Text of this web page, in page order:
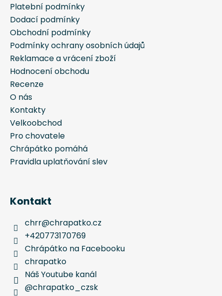
Platební podmínky
Dodací podmínky
Obchodní podmínky
Podmínky ochrany osobních údajů
Reklamace a vrácení zboží
Hodnocení obchodu
Recenze
O nás
Kontakty
Velkoobchod
Pro chovatele
Chrápátko pomáhá
Pravidla uplatňování slev
Kontakt
chrr@chrapatko.cz
+420773170769
Chrápátko na Facebooku
chrapatko
Náš Youtube kanál
@chrapatko_czsk